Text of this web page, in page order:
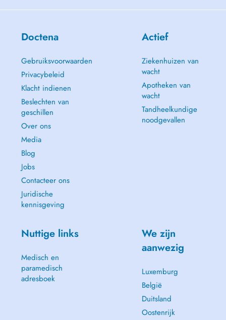
Doctena
Gebruiksvoorwaarden
Privacybeleid
Klacht indienen
Beslechten van
geschillen
Over ons
Media
Blog
Jobs
Contacteer ons
Juridische
kennisgeving
Actief
Ziekenhuizen van
wacht
Apotheken van
wacht
Tandheelkundige
noodgevallen
Nuttige links
Medisch en
paramedisch
adresboek
We zijn
aanwezig
Luxemburg
België
Duitsland
Oostenrijk